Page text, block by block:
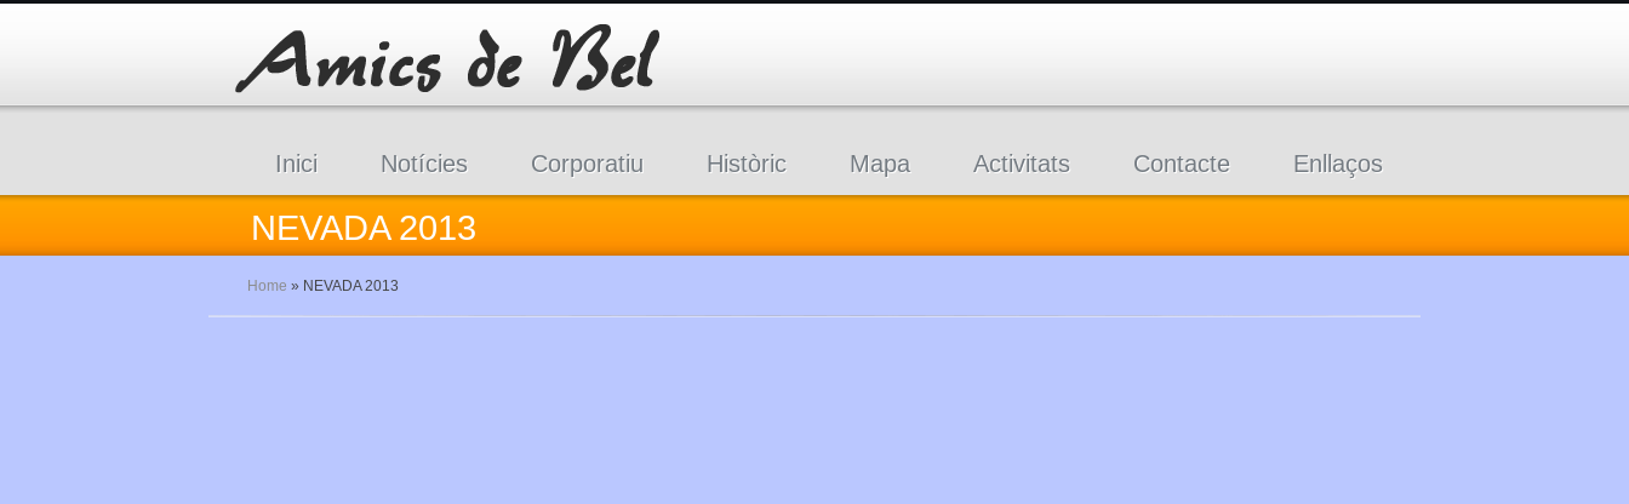
Inici Notícies Corporatiu Històric Mapa Activitats Contacte Enllaços
NEVADA 2013
Home » NEVADA 2013